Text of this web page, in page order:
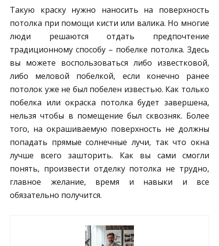
Такую краску нужно наносить на поверхность
потолка при помощи кисти или валика. Но многие
люди решаются отдать предпочтение
традиционному способу – побелке потолка. Здесь
вы можете воспользоваться либо известковой,
либо меловой побелкой, если конечно ранее
потолок уже не был побелен известью. Как только
побелка или окраска потолка будет завершена,
нельзя чтобы в помещение был сквозняк. Более
того, на окрашиваемую поверхность не должны
попадать прямые солнечные лучи, так что окна
лучше всего зашторить. Как вы сами смогли
понять, произвести отделку потолка не трудно,
главное желание, время и навыки и все
обязательно получится.